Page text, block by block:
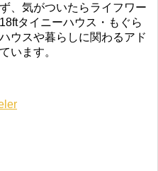
、気がついたらライフワー
タイニーハウス・もぐら
ウスや暮らしに関わるアド
います。